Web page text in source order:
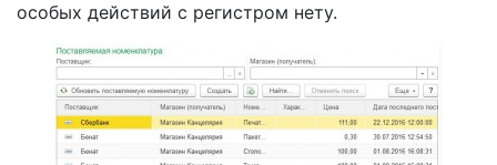
особых действий с регистром нету.